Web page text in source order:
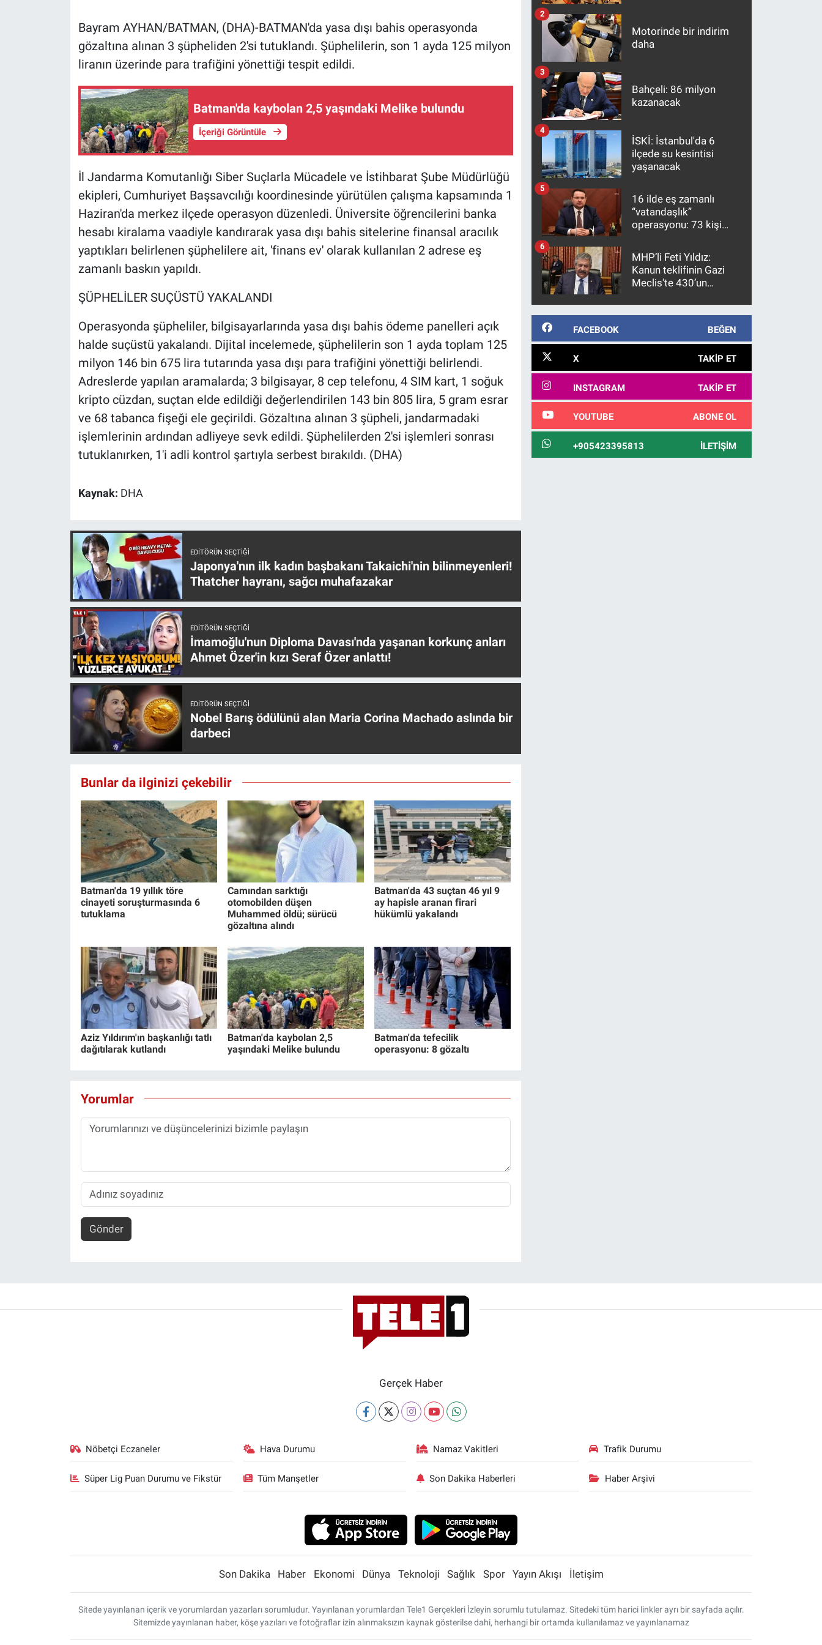
Bayram AYHAN/BATMAN, (DHA)-BATMAN'da yasa dışı bahis operasyonda
gözaltına alınan 3 şüpheliden 2'si tutuklandı. Şüphelilerin, son 1 ayda 125 milyon
liranın üzerinde para trafiğini yönettiği tespit edildi.
Batman'da kaybolan 2,5 yaşındaki Melike bulundu
İçeriği Görüntüle
İl Jandarma Komutanlığı Siber Suçlarla Mücadele ve İstihbarat Şube Müdürlüğü
ekipleri, Cumhuriyet Başsavcılığı koordinesinde yürütülen çalışma kapsamında 1
Haziran'da merkez ilçede operasyon düzenledi. Üniversite öğrencilerini banka
hesabı kiralama vaadiyle kandırarak yasa dışı bahis sitelerine finansal aracılık
yaptıkları belirlenen şüphelilere ait, 'finans ev' olarak kullanılan 2 adrese eş
zamanlı baskın yapıldı.
ŞÜPHELİLER SUÇÜSTÜ YAKALANDI
Operasyonda şüpheliler, bilgisayarlarında yasa dışı bahis ödeme panelleri açık
halde suçüstü yakalandı. Dijital incelemede, şüphelilerin son 1 ayda toplam 125
milyon 146 bin 675 lira tutarında yasa dışı para trafiğini yönettiği belirlendi.
Adreslerde yapılan aramalarda; 3 bilgisayar, 8 cep telefonu, 4 SIM kart, 1 soğuk
kripto cüzdan, suçtan elde edildiği değerlendirilen 143 bin 805 lira, 5 gram esrar
ve 68 tabanca fişeği ele geçirildi. Gözaltına alınan 3 şüpheli, jandarmadaki
işlemlerinin ardından adliyeye sevk edildi. Şüphelilerden 2'si işlemleri sonrası
tutuklanırken, 1'i adli kontrol şartıyla serbest bırakıldı. (DHA)
Kaynak: DHA
EDITÖRÜN SEÇTIĞI
Japonya'nın ilk kadın başbakanı Takaichi'nin bilinmeyenleri!
Thatcher hayranı, sağcı muhafazakar
EDITÖRÜN SEÇTIĞI
İmamoğlu'nun Diploma Davası'nda yaşanan korkunç anları
Ahmet Özer'in kızı Seraf Özer anlattı!
EDITÖRÜN SEÇTIĞI
Nobel Barış ödülünü alan Maria Corina Machado aslında bir
darbeci
Bunlar da ilginizi çekebilir
Batman'da 19 yıllık töre
cinayeti soruşturmasında 6
tutuklama
Camından sarktığı
otomobilden düşen
Muhammed öldü; sürücü
gözaltına alındı
Batman'da 43 suçtan 46 yıl 9
ay hapisle aranan firari
hükümlü yakalandı
Aziz Yıldırım'ın başkanlığı tatlı
dağıtılarak kutlandı
Batman'da kaybolan 2,5
yaşındaki Melike bulundu
Batman'da tefecilik
operasyonu: 8 gözaltı
Yorumlar
Gönder
Motorinde bir indirim
daha
2
Bahçeli: 86 milyon
kazanacak
3
İSKİ: İstanbul'da 6
ilçede su kesintisi
yaşanacak
4
16 ilde eş zamanlı
“vatandaşlık”
operasyonu: 73 kişi
5
MHP’li Feti Yıldız:
Kanun teklifinin Gazi
Meclis'te 430’un
kanunlaşacağı
6
FACEBOOK BEĞEN
X TAKIP ET
INSTAGRAM TAKIP ET
YOUTUBE ABONE OL
+905423395813 İLETIŞIM
Gerçek Haber
Nöbetçi Eczaneler Hava Durumu Namaz Vakitleri Trafik Durumu
Süper Lig Puan Durumu ve Fikstür Tüm Manşetler Son Dakika Haberleri Haber Arşivi
Son Dakika Haber Ekonomi Dünya Teknoloji Sağlık Spor Yayın Akışı İletişim
Sitede yayınlanan içerik ve yorumlardan yazarları sorumludur. Yayınlanan yorumlardan Tele1 Gerçekleri İzleyin sorumlu tutulamaz. Sitedeki tüm harici linkler ayrı bir sayfada açılır.
Sitemizde yayınlanan haber, köşe yazıları ve fotoğraflar izin alınmaksızın kaynak gösterilse dahi, herhangi bir ortamda kullanılamaz ve yayınlanamaz
Gündem Özel
Günün görüntüsü
Koronavirüs
Kültür Sanat
Ne demişti
Programlar
Teknoloji
Türkiye'nin Gündemi
Yerel Gündem
Yerel Yaşam
Canlı Yayın